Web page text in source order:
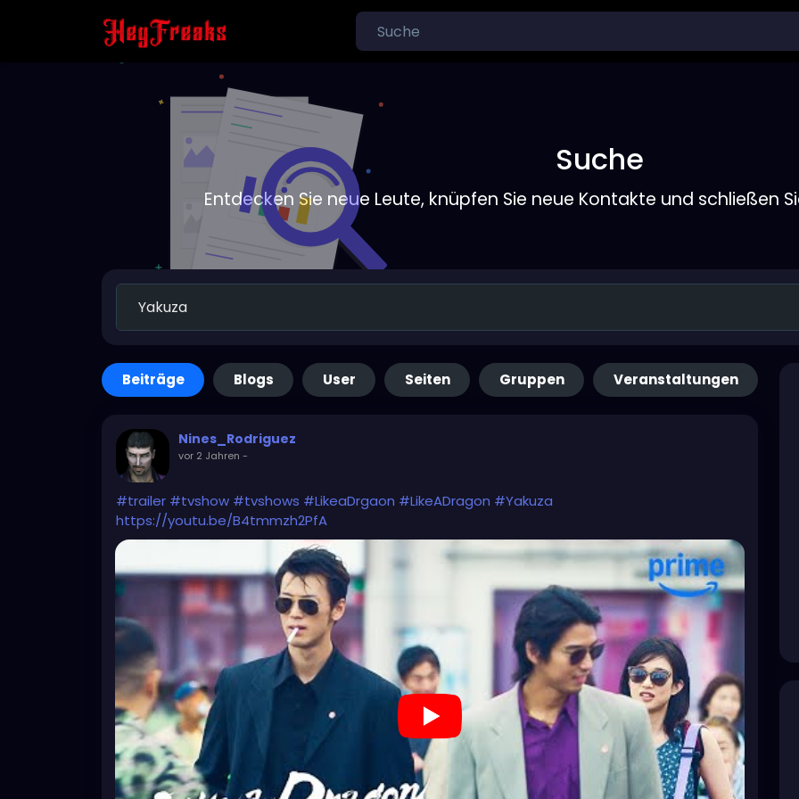
Suche
Entdecken Sie neue Leute, knüpfen Sie neue Kontakte und schließen
Beiträge Blogs User Seiten Gruppen Veranstaltungen
Nines_Rodriguez
vor 2 Jahren -
#trailer #tvshow #tvshows #LikeaDrgaon #LikeADragon #Yakuza
https://youtu.be/B4tmmzh2PfA